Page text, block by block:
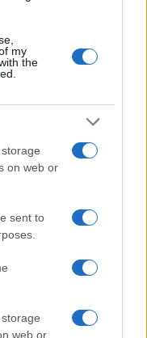
my
the
on web or
sent to
web or
την Παιδεία και την